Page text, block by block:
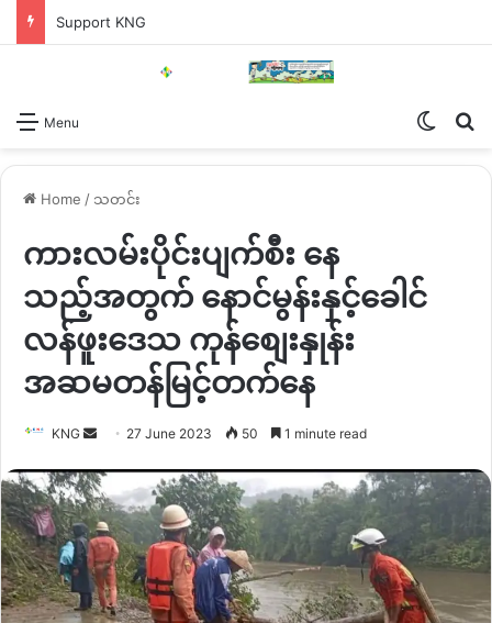
Support KNG
Menu
Home / သတင်း
ကားလမ်းပိုင်းပျက်စီး နေ
သည့်အတွက် နောင်မွန်းနှင့်ခေါင်
လန်ဖူးဒေသ ကုန်စျေးနှုန်း
အဆမတန်မြင့်တက်နေ
KNG
Send
email
27 June 2023 50 1 minute read